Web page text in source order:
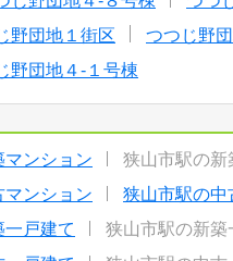
野団地１街区 つつじ野
野団地４-１号棟
マンション
狭山市駅の新
マンション
狭山市駅の中
戸建て
狭山市駅の新築